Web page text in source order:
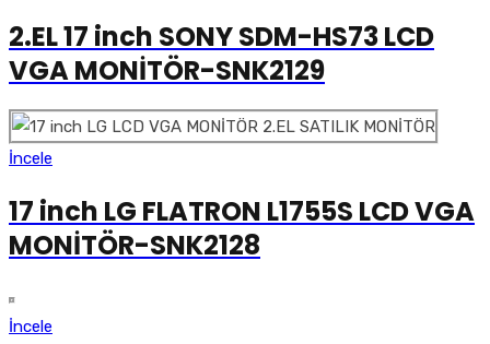
2.EL 17 inch SONY SDM-HS73 LCD
VGA MONİTÖR-SNK2129
İncele
17 inch LG FLATRON L1755S LCD VGA
MONİTÖR-SNK2128
İncele